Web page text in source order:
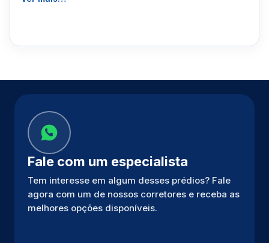
Fale com um especialista
Tem interesse em algum desses prédios? Fale
agora com um de nossos corretores e receba as
melhores opções disponíveis.